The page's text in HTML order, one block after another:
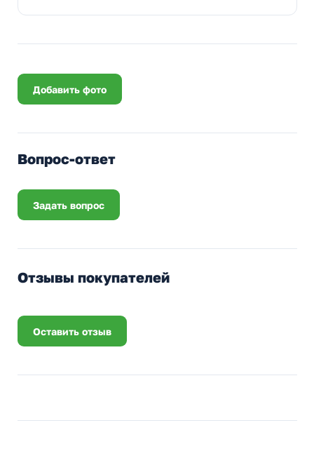
Добавить фото
Вопрос-ответ
Задать вопрос
Отзывы покупателей
Оставить отзыв